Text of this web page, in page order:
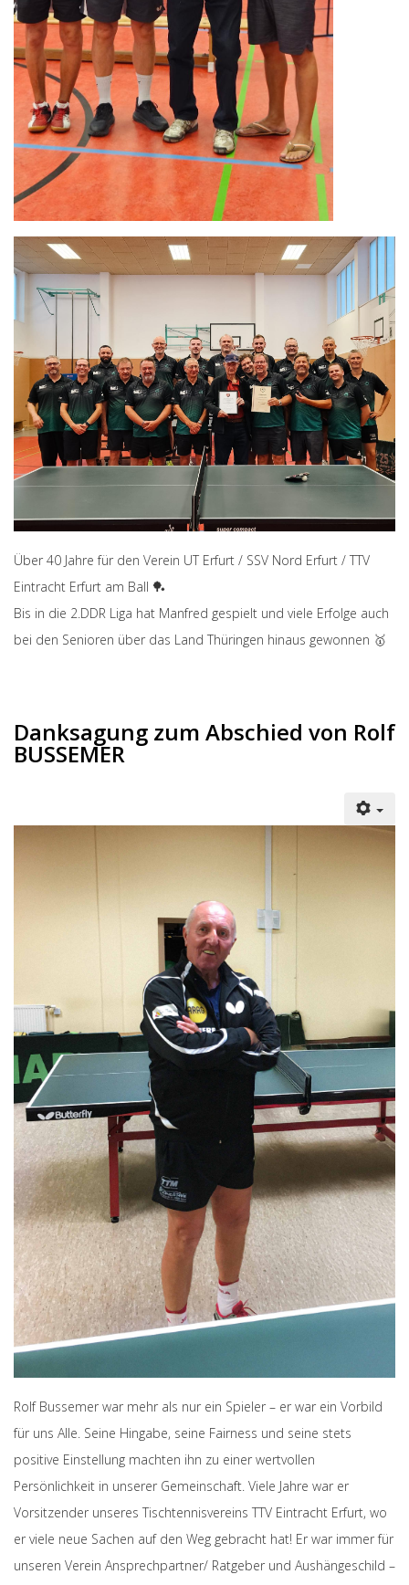
Über 40 Jahre für den Verein UT Erfurt / SSV Nord Erfurt / TTV
Eintracht Erfurt am Ball 🏓
Bis in die 2.DDR Liga hat Manfred gespielt und viele Erfolge auch
bei den Senioren über das Land Thüringen hinaus gewonnen 🥇
Danksagung zum Abschied von Rolf
BUSSEMER
Rolf Bussemer war mehr als nur ein Spieler – er war ein Vorbild
für uns Alle. Seine Hingabe, seine Fairness und seine stets
positive Einstellung machten ihn zu einer wertvollen
Persönlichkeit in unserer Gemeinschaft. Viele Jahre war er
Vorsitzender unseres Tischtennisvereins TTV Eintracht Erfurt, wo
er viele neue Sachen auf den Weg gebracht hat! Er war immer für
unseren Verein Ansprechpartner/ Ratgeber und Aushängeschild –